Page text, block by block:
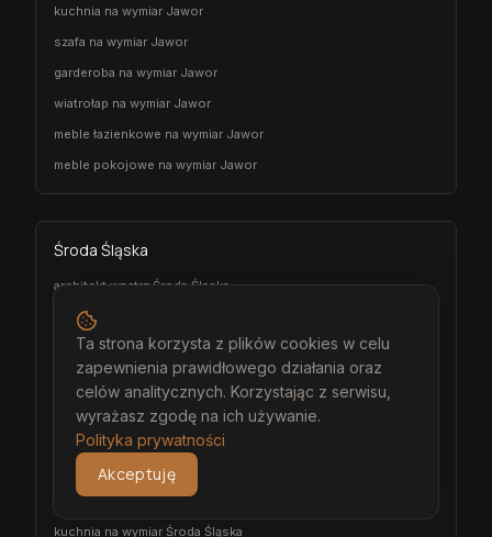
kuchnia na wymiar Jawor
szafa na wymiar Jawor
garderoba na wymiar Jawor
wiatrołap na wymiar Jawor
meble łazienkowe na wymiar Jawor
meble pokojowe na wymiar Jawor
Środa Śląska
architekt wnętrz Środa Śląska
projektant wnętrz Środa Śląska
projekt wnętrz Środa Śląska
projektowanie wnętrz Środa Śląska
aranżacja wnętrz Środa Śląska
wizualizacja wnętrz Środa Śląska
meble na wymiar Środa Śląska
stolarz Środa Śląska
kuchnia na wymiar Środa Śląska
Ta strona korzysta z plików cookies w celu
zapewnienia prawidłowego działania oraz
celów analitycznych. Korzystając z serwisu,
wyrażasz zgodę na ich używanie.
Polityka prywatności
Akceptuję